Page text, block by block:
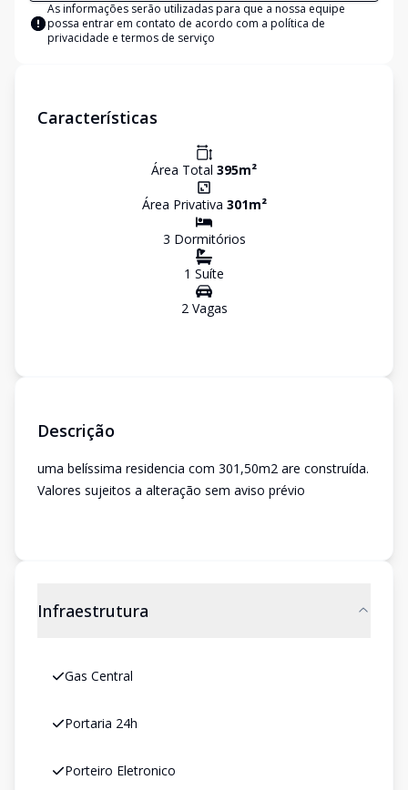
As informações serão utilizadas para que a nossa equipe
possa entrar em contato de acordo com a política de
privacidade e termos de serviço
Características
Área Total 395m²
Área Privativa 301m²
3 Dormitórios
1 Suíte
2Vagas
Descrição
uma belíssima residencia com 301,50m2 are construída.
Valores sujeitos a alteração sem aviso prévio
Infraestrutura
Gas Central
Portaria 24h
Porteiro Eletronico